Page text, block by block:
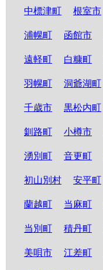
中標津町 根室市
浦幌町 函館市
遠軽町 白糠町
羽幌町 洞爺湖町
千歳市 黒松内町
釧路町 小樽市
湧別町 音更町
初山別村 安平町
蘭越町 当麻町
当別町 積丹町
美唄市 江差町